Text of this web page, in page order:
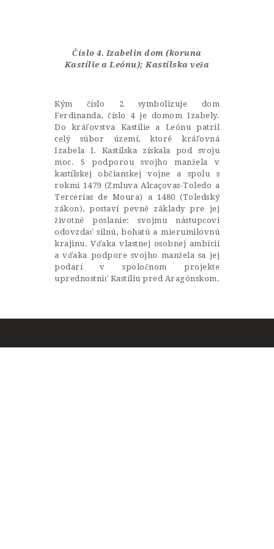
BENALMÁDENA
HISTORIA
CONSTRUCCIÓN
FOTOS
Číslo 4. Izabelin dom (koruna
Kastílie a Leónu); Kastílska veža
Kým číslo 2 symbolizuje dom
Ferdinanda, číslo 4 je domom Izabely.
Do kráľovstva Kastílie a Leónu patril
celý súbor území, ktoré kráľovná
Izabela I. Kastílska získala pod svoju
moc. S podporou svojho manžela v
kastílskej občianskej vojne a spolu s
rokmi 1479 (Zmluva Alcaçovas-Toledo a
Tercerías de Moura) a 1480 (Toledský
zákon), postaví pevné základy pre jej
životné poslanie: svojmu nástupcovi
odovzdať silnú, bohatú a mierumilovnú
krajinu. Vďaka vlastnej osobnej ambícii
a vďaka podpore svojho manžela sa jej
podarí v spoločnom projekte
uprednostniť Kastíliu pred Aragónskom.